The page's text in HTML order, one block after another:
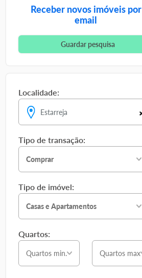
Receber novos imóveis por
email
Guardar pesquisa
Localidade:
Estarreja
Tipo de transação:
Comprar
Tipo de imóvel:
Casas e Apartamentos
Quartos:
Quartos min. Quartos max